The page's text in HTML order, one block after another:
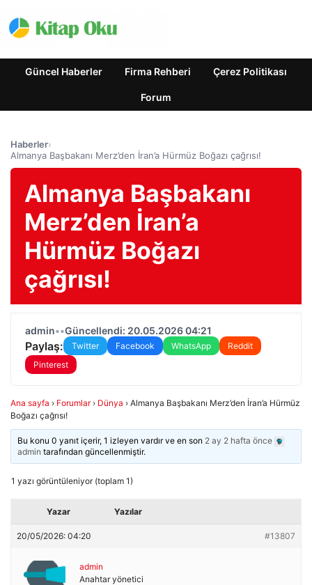
Güncel Haberler Firma Rehberi Çerez Politikası
Forum
Haberler›
Almanya Başbakanı Merz’den İran’a Hürmüz Boğazı çağrısı!
Almanya Başbakanı
Merz’den İran’a
Hürmüz Boğazı
çağrısı!
admin••Güncellendi: 20.05.2026 04:21
Paylaş: Twitter Facebook WhatsApp
Reddit
Pinterest
Ana sayfa › Forumlar › Dünya › Almanya Başbakanı Merz’den İran’a Hürmüz
Boğazı çağrısı!
Bu konu 0 yanıt içerir, 1 izleyen vardır ve en son 2 ay 2 hafta önce
admin tarafından güncellenmiştir.
1 yazı görüntüleniyor (toplam 1)
Yazar Yazılar
20/05/2026: 04:20 #13807
admin
Anahtar yönetici